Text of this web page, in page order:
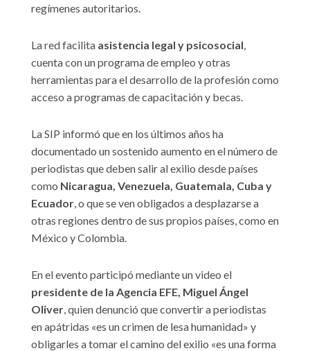
regímenes autoritarios.
La red facilita asistencia legal y psicosocial,
cuenta con un programa de empleo y otras
herramientas para el desarrollo de la profesión como
acceso a programas de capacitación y becas.
La SIP informó que en los últimos años ha
documentado un sostenido aumento en el número de
periodistas que deben salir al exilio desde países
como Nicaragua, Venezuela, Guatemala, Cuba y
Ecuador, o que se ven obligados a desplazarse a
otras regiones dentro de sus propios países, como en
México y Colombia.
En el evento participó mediante un video el
presidente de la Agencia EFE, Miguel Ángel
Oliver, quien denunció que convertir a periodistas
en apátridas «es un crimen de lesa humanidad» y
obligarles a tomar el camino del exilio «es una forma